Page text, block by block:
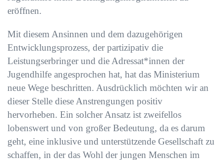
eröffnen.
Mit diesem Ansinnen und dem dazugehörigen
Entwicklungsprozess, der partizipativ die
Leistungserbringer und die Adressat*innen der
Jugendhilfe angesprochen hat, hat das Ministerium
neue Wege beschritten. Ausdrücklich möchten wir an
dieser Stelle diese Anstrengungen positiv
hervorheben. Ein solcher Ansatz ist zweifellos
lobenswert und von großer Bedeutung, da es darum
geht, eine inklusive und unterstützende Gesellschaft zu
schaffen, in der das Wohl der jungen Menschen im